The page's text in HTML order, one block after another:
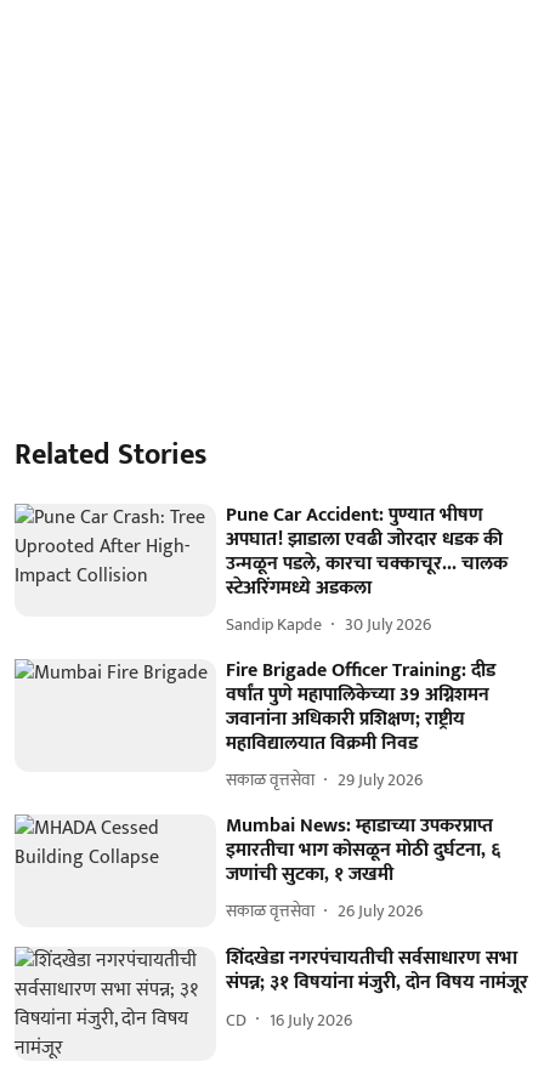
Related Stories
Pune Car Accident: पुण्यात भीषण
अपघात! झाडाला एवढी जोरदार धडक की
उन्मळून पडले, कारचा चक्काचूर... चालक
स्टेअरिंगमध्ये अडकला
Sandip Kapde 30 July 2026
Fire Brigade Officer Training: दीड
वर्षांत पुणे महापालिकेच्या 39 अग्निशमन
जवानांना अधिकारी प्रशिक्षण; राष्ट्रीय
महाविद्यालयात विक्रमी निवड
सकाळ वृत्तसेवा 29 July 2026
Mumbai News: म्हाडाच्या उपकरप्राप्त
इमारतीचा भाग कोसळून मोठी दुर्घटना, ६
जणांची सुटका, १ जखमी
सकाळ वृत्तसेवा 26 July 2026
शिंदखेडा नगरपंचायतीची सर्वसाधारण सभा
संपन्न; ३१ विषयांना मंजुरी, दोन विषय नामंजूर
CD 16 July 2026